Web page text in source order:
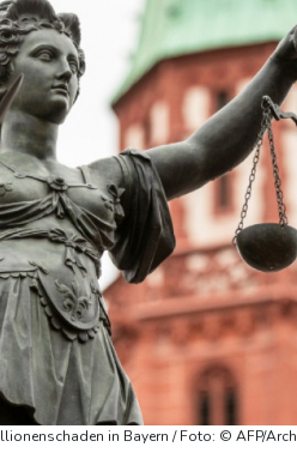
SUV-Markt
treffen
Nationaler
in Bayern / Foto: © AFP/